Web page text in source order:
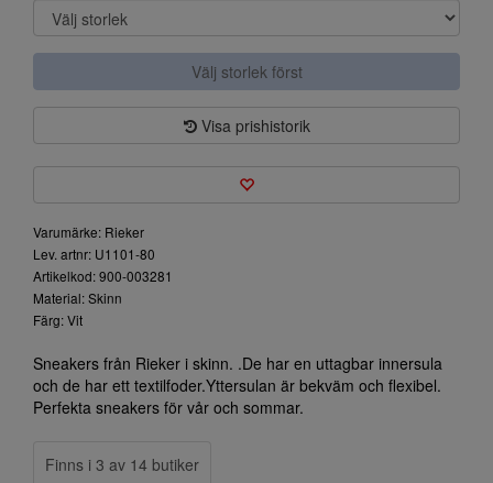
Välj storlek först
Visa prishistorik
Varumärke: Rieker
Lev. artnr: U1101-80
Artikelkod: 900-003281
Material: Skinn
Färg: Vit
Sneakers från Rieker i skinn. .De har en uttagbar innersula
och de har ett textilfoder.Yttersulan är bekväm och flexibel.
Perfekta sneakers för vår och sommar.
Finns i 3 av 14 butiker